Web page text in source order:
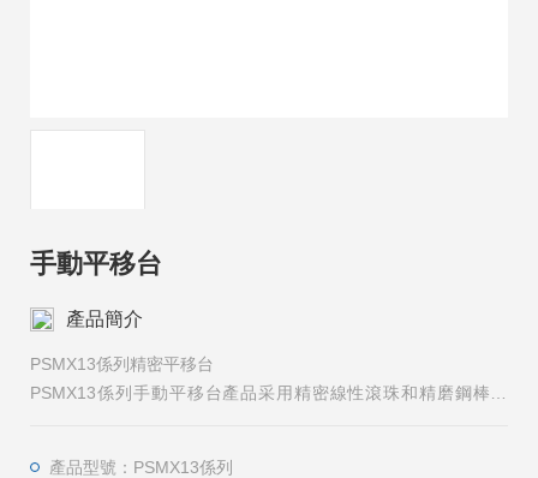
手動平移台
產品簡介
PSMX13係列精密平移台
PSMX13係列手動平移台產品采用精密線性滾珠和精磨鋼棒導
產品型號：PSMX13係列